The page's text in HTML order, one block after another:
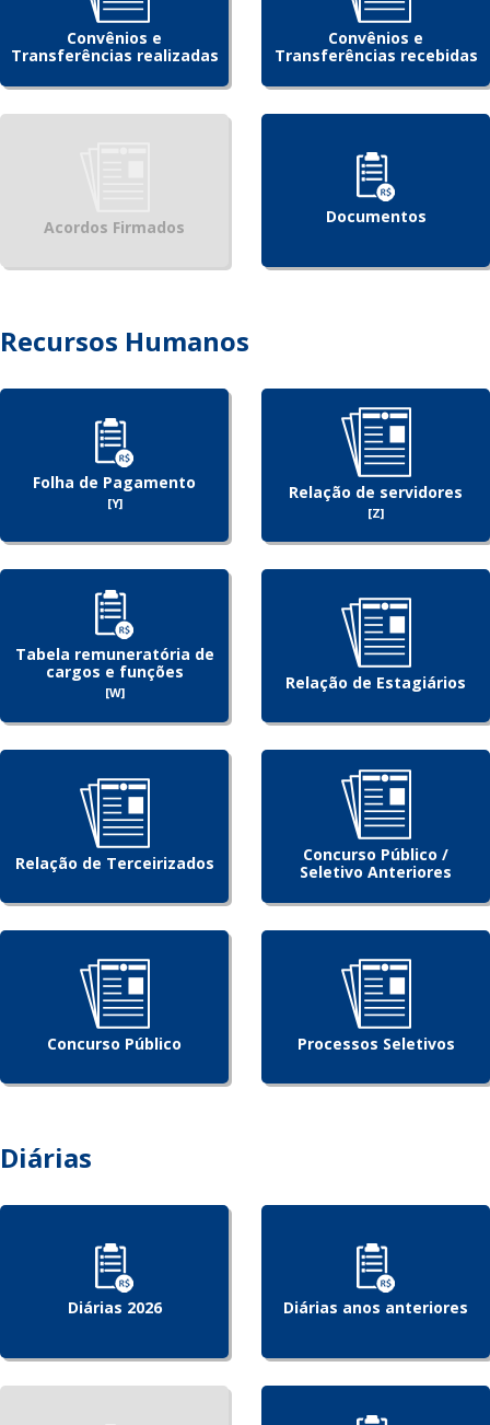
Convênios e
Transferências realizadas
Convênios e
Transferências recebidas
Acordos Firmados
Documentos
Recursos Humanos
Folha de Pagamento
[Y]
Relação de servidores
[Z]
Tabela remuneratória de
cargos e funções
[W] Relação de Estagiários
Relação de Terceirizados
Concurso Público /
Seletivo Anteriores
Concurso Público Processos Seletivos
Diárias
Diárias 2026 Diárias anos anteriores